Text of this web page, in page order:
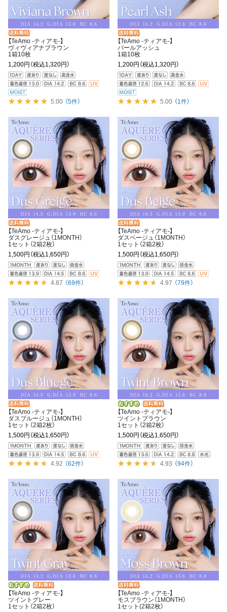
【TeAmo -ティアモ-】
ヴィヴィアナブラウン
1箱10枚
1,200円 （税込1,320円）
5.00 （5件）
【TeAmo -ティアモ-】
パールアッシュ
1箱10枚
1,200円 （税込1,320円）
5.00 （1件）
【TeAmo -ティアモ-】
ダスグレージュ（1MONTH）
1セット（2箱2枚）
1,500円 （税込1,650円）
4.87 （69件）
【TeAmo -ティアモ-】
ダスベージュ（1MONTH）
1セット（2箱2枚）
1,500円 （税込1,650円）
4.97 （79件）
【TeAmo -ティアモ-】
ダスブルージュ（1MONTH）
1セット（2箱2枚）
1,500円 （税込1,650円）
4.92 （62件）
【TeAmo -ティアモ-】
ツイントブラウン
1セット（2箱2枚）
1,500円 （税込1,650円）
4.93 （94件）
【TeAmo -ティアモ-】
ツイントグレー
1セット（2箱2枚）
【TeAmo -ティアモ-】
モスブラウン（1MONTH）
1セット(2箱2枚）